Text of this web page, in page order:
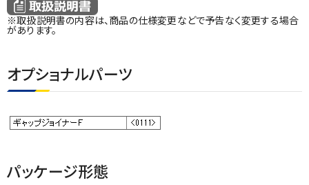
※取扱説明書の内容は、商品の仕様変更などで予告なく変更する場合
があります。
オプショナルパーツ
パッケージ形態